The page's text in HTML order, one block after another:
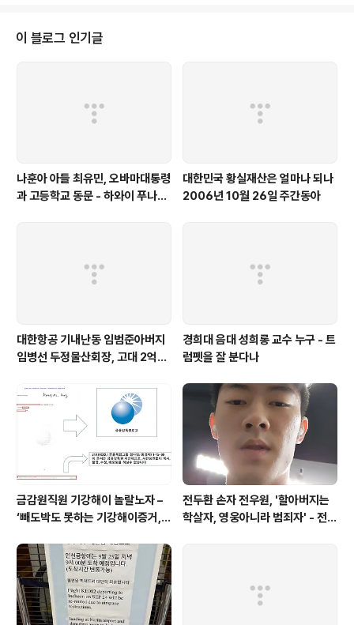
중순 열린 동창회 총회에서 김 여사는 역사관 건립에 관심을 보여 모교를 사랑
하는 마음에서 기금을 기탁한 것으로 전해졌다. 김 여사는 이..
이 블로그 인기글
나훈아 아들 최유민, 오바마대통령
과 고등학교 동문 - 하와이 푸나호
대한민국 황실재산은 얼마나 되나
2006년 10월 26일 주간동아
대한항공 기내난동 임범준아버지
임병선 두정물산회장, 고대 2억기
경희대 음대 성희롱 교수 누구 - 트
럼펫을 잘 분다나
금감원직원 기강해이 놀랄노자 –
‘빼도박도 못하는 기강해이증거,
가상화폐사기 연방 법원 소송장 보
니 금감원 컴퓨터서 출력 – 개인 소
송장에 ‘금감..
전두환 손자 전우원, '할아버지는
학살자, 영웅아니라 범죄자' - 전재